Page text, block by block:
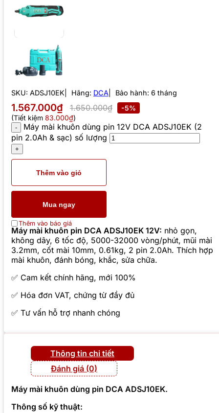
SKU: ADSJ10EK Hãng: DCA Bảo hành: 6 tháng
1.567.000₫ 1.650.000₫
-5%
(Tiết kiệm 83.000₫)
Máy mài khuôn dùng pin 12V DCA ADSJ10EK (2
pin 2.0Ah & sạc) số lượng
Thêm vào giỏ
Mua ngay
Thêm vào báo giá
Máy mài khuôn pin DCA ADSJ10EK 12V: nhỏ gọn,
không dây, 6 tốc độ, 5000-32000 vòng/phút, mũi mài
3.2mm, cốt mài 10mm, 0.61kg, 2 pin 2.0Ah. Thích hợp
mài khuôn, đánh bóng, khắc, sửa chữa.
✅ Cam kết chính hãng, mới 100%
✅ Hóa đơn VAT, chứng từ đầy đủ
✅ Tư vấn hỗ trợ nhanh chóng
Thông tin chi tiết
Đánh giá (0)
Máy mài khuôn dùng pin DCA ADSJ10EK.
Thông số kỹ thuật: